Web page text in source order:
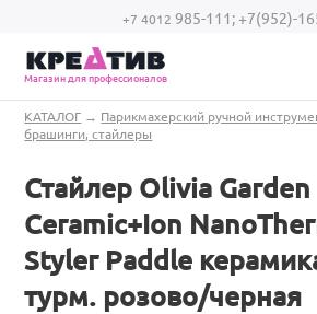
Перейти к основному содержанию
+7 4012 985-111;+7(952)-
Магазин для профессионалов
Вы здесь
КАТАЛОГ → Парикмахерский ручной
брашинги, стайлеры
Стайлер Olivia Garden
Ceramic+Ion
Styler Paddle
турм. розово/черная